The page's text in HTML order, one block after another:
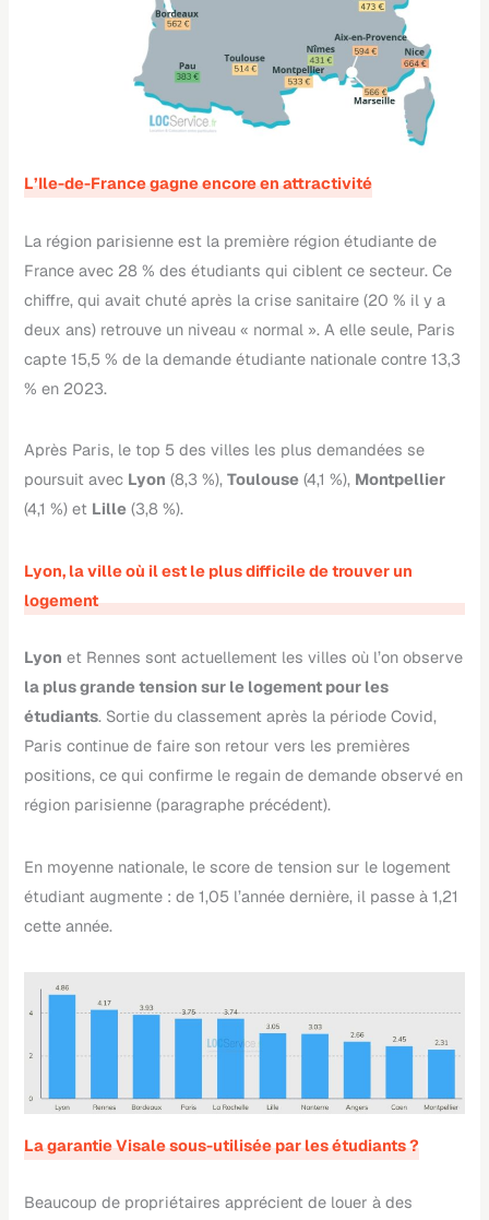
L’Ile-de-France gagne encore en attractivité
La région parisienne est la première région étudiante de
France avec 28 % des étudiants qui ciblent ce secteur. Ce
chiffre, qui avait chuté après la crise sanitaire (20 % il y a
deux ans) retrouve un niveau « normal ». A elle seule, Paris
capte 15,5 % de la demande étudiante nationale contre 13,3
% en 2023.
Après Paris, le top 5 des villes les plus demandées se
poursuit avec Lyon (8,3 %),Toulouse (4,1 %), Montpellier
(4,1 %) et Lille (3,8 %).
Lyon, la ville où il est le plus difficile de trouver un
logement
Lyon et Rennes sont actuellement les villes où l’on observe
la plus grande tension sur le logement pour les
étudiants. Sortie du classement après la période Covid,
Paris continue de faire son retour vers les premières
positions, ce qui confirme le regain de demande observé en
région parisienne (paragraphe précédent).
En moyenne nationale, le score de tension sur le logement
étudiant augmente : de 1,05 l’année dernière, il passe à 1,21
cette année.
La garantie Visale sous-utilisée par les étudiants ?
Beaucoup de propriétaires apprécient de louer à des